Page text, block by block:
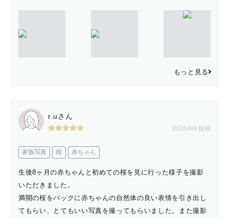
もっと見る
r.uさん
2026/4/4 投稿
家族写真 桜 赤ちゃん
生後8ヶ月の赤ちゃんと初めての桜を見に行った様子を撮影
いただきました。
満開の桜をバックに赤ちゃんの自然体の良い表情を引き出し
てもらい、とてもいい写真を撮ってもらいました。また撮影